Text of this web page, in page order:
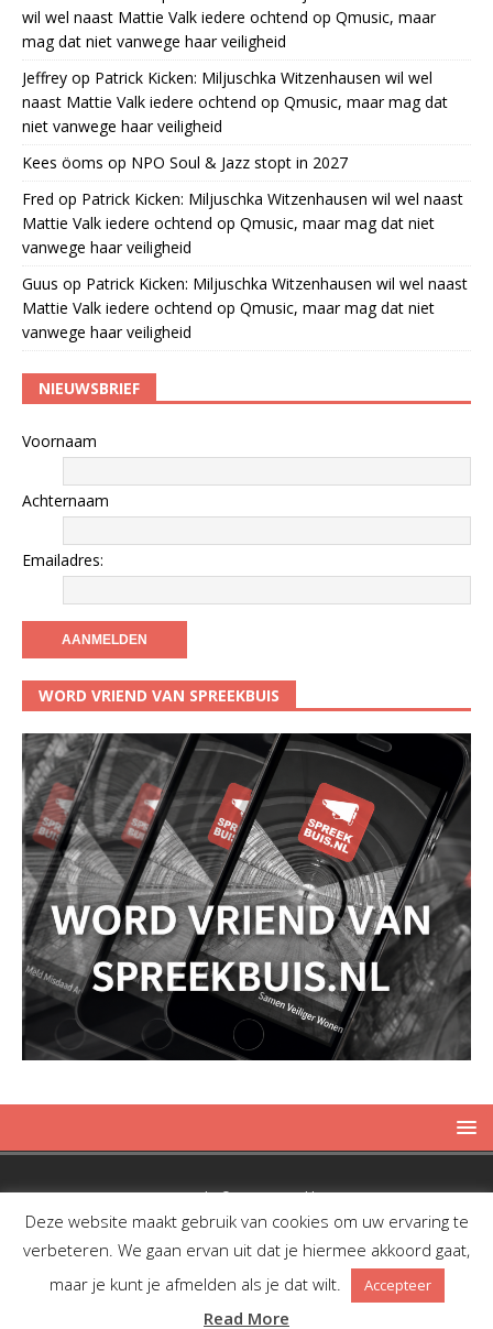
wil wel naast Mattie Valk iedere ochtend op Qmusic, maar
mag dat niet vanwege haar veiligheid
Jeffrey op Patrick Kicken: Miljuschka Witzenhausen wil wel
naast Mattie Valk iedere ochtend op Qmusic, maar mag dat
niet vanwege haar veiligheid
Kees öoms op NPO Soul & Jazz stopt in 2027
Fred op Patrick Kicken: Miljuschka Witzenhausen wil wel naast
Mattie Valk iedere ochtend op Qmusic, maar mag dat niet
vanwege haar veiligheid
Guus op Patrick Kicken: Miljuschka Witzenhausen wil wel naast
Mattie Valk iedere ochtend op Qmusic, maar mag dat niet
vanwege haar veiligheid
NIEUWSBRIEF
Voornaam
Achternaam
Emailadres:
WORD VRIEND VAN SPREEKBUIS
Copyright © 2019 Spreekbuis
Deze website maakt gebruik van cookies om uw ervaring te
verbeteren. We gaan ervan uit dat je hiermee akkoord gaat,
maar je kunt je afmelden als je dat wilt.
Accepteer
Read More